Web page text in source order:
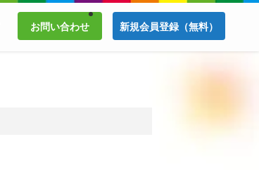
お問い合わせ 新規会員登録（無料）